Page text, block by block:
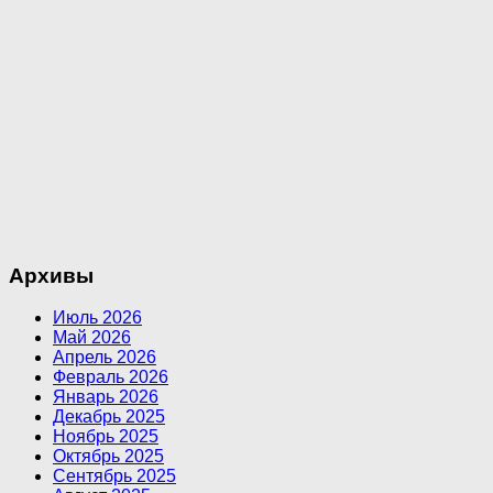
Архивы
Июль 2026
Май 2026
Апрель 2026
Февраль 2026
Январь 2026
Декабрь 2025
Ноябрь 2025
Октябрь 2025
Сентябрь 2025